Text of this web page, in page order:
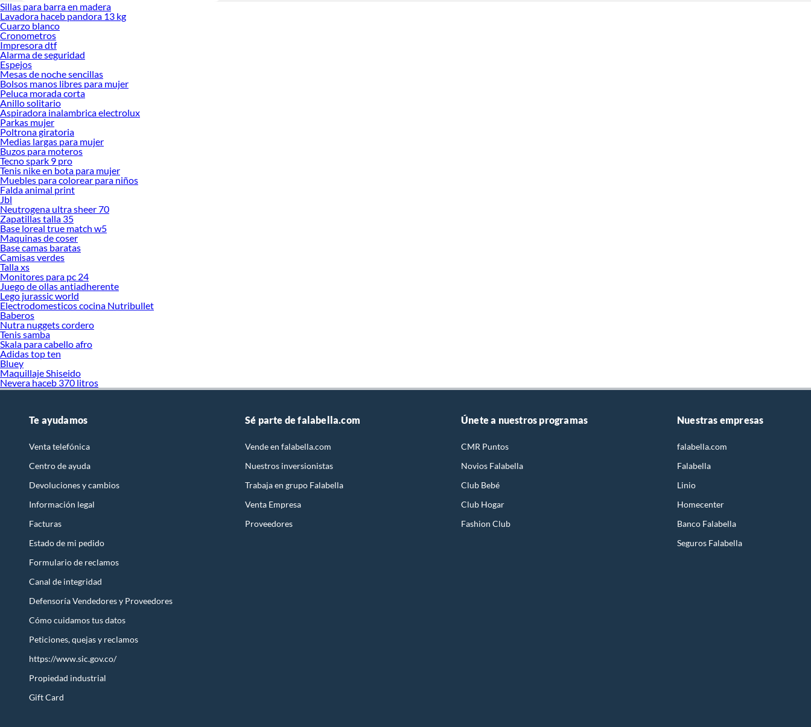
Sillas para barra en madera
Lavadora haceb pandora 13 kg
Cuarzo blanco
Cronometros
Impresora dtf
Alarma de seguridad
Espejos
Mesas de noche sencillas
Bolsos manos libres para mujer
Peluca morada corta
Anillo solitario
Aspiradora inalambrica electrolux
Parkas mujer
Poltrona giratoria
Medias largas para mujer
Buzos para moteros
Tecno spark 9 pro
Tenis nike en bota para mujer
Muebles para colorear para niños
Falda animal print
Jbl
Neutrogena ultra sheer 70
Zapatillas talla 35
Base loreal true match w5
Maquinas de coser
Base camas baratas
Camisas verdes
Talla xs
Monitores para pc 24
Juego de ollas antiadherente
Lego jurassic world
Electrodomesticos cocina Nutribullet
Baberos
Nutra nuggets cordero
Tenis samba
Skala para cabello afro
Adidas top ten
Bluey
Maquillaje Shiseido
Nevera haceb 370 litros
Te ayudamos
Venta telefónica
Centro de ayuda
Devoluciones y cambios
Información legal
Facturas
Estado de mi pedido
Formulario de reclamos
Canal de integridad
Defensoría Vendedores y Proveedores
Cómo cuidamos tus datos
Peticiones, quejas y reclamos
https://www.sic.gov.co/
Propiedad industrial
Gift Card
Sé parte de falabella.com
Vende en falabella.com
Nuestros inversionistas
Trabaja en grupo Falabella
Venta Empresa
Proveedores
Únete a nuestros programas
CMR Puntos
Novios Falabella
Club Bebé
Club Hogar
Fashion Club
Nuestras empresas
falabella.com
Falabella
Linio
Homecenter
Banco Falabella
Seguros Falabella